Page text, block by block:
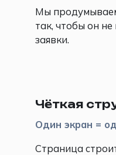
Мы
так, чтобы он
заявки.
Чёткая
Один экран =
Страница